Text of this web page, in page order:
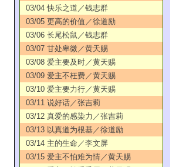
03/04 快乐之道／钱志群
03/05 更高的价值／徐道励
03/06 长尾松鼠／钱志群
03/07 甘处卑微／黄天赐
03/08 爱主要及时／黄天赐
03/09 爱主不枉费／黄天赐
03/10 爱主要力行／黄天赐
03/11 说好话／张吉莉
03/12 真爱的感染力／张吉莉
03/13 以真道为根基／徐道励
03/14 主的生命／李文屏
03/15 爱主不怕难为情／黄天赐